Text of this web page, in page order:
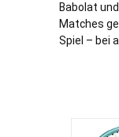
Babolat
Matches
Spiel – bei